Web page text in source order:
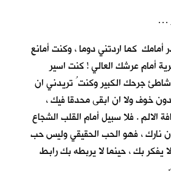
…
كما اردتني دوما ، وكنت أمانع
أمام عرشك العالي ! كنت اسير
جرحك الكبير وكنت ُ تريدني ان
خوف ولا ان ابقى محدقا فيك ،
الالم . فلا سبيل أمام القلب الشجاع
نارك ، فهو الحب الحقيقي وليس حب
يفكر بك ، حينما لا يربطه بك رابط